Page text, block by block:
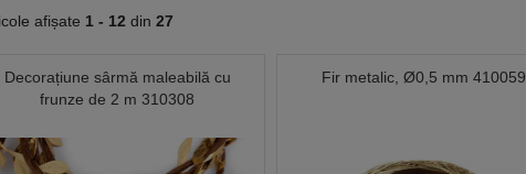
afișate 1 - 12 din 27
Decorațiune sârmă maleabilă cu
frunze de 2 m 310308
Fir metalic, Ø0,5 mm 410059